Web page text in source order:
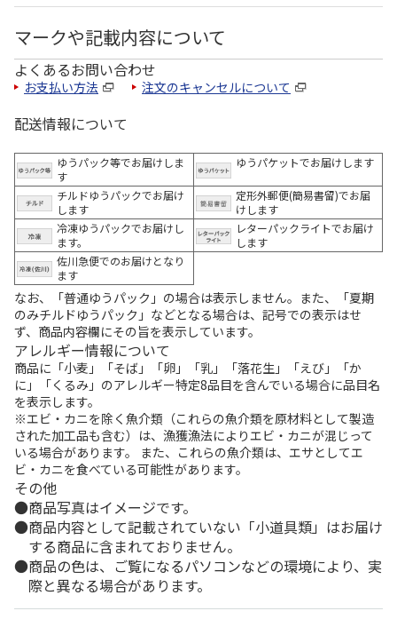
マークや記載内容について
よくあるお問い合わせ
お支払い方法 注文のキャンセルについて
配送情報について
ゆうパック等でお届けしま
す
ゆうパケットでお届けします
チルドゆうパックでお届け
します
定形外郵便(簡易書留)でお届
けします
冷凍ゆうパックでお届けし
ます。
レターパックライトでお届け
します
佐川急便でのお届けとなり
ます
なお、「普通ゆうパック」の場合は表示しません。また、「夏期
のみチルドゆうパック」などとなる場合は、記号での表示はせ
ず、商品内容欄にその旨を表示しています。
アレルギー情報について
商品に「小麦」「そば」「卵」「乳」「落花生」「えび」「か
に」「くるみ」のアレルギー特定8品目を含んでいる場合に品目名
を表示します。
※エビ・カニを除く魚介類（これらの魚介類を原材料として製造
された加工品も含む）は、漁獲漁法によりエビ・カニが混じって
いる場合があります。 また、これらの魚介類は、エサとしてエ
ビ・カニを食べている可能性があります。
その他
商品写真はイメージです。
商品内容として記載されていない「小道具類」はお届け
する商品に含まれておりません。
商品の色は、ご覧になるパソコンなどの環境により、実
際と異なる場合があります。